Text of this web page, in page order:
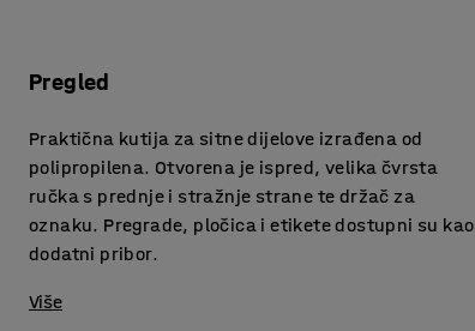
Pregled
Praktična kutija za sitne dijelove izrađena od
polipropilena. Otvorena je ispred, velika čvrsta
ručka s prednje i stražnje strane te držač za
oznaku. Pregrade, pločica i etikete dostupni su kao
dodatni pribor.
Više